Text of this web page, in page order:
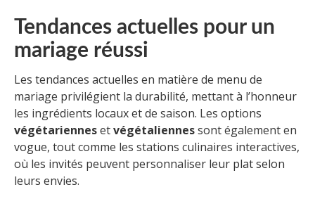
Tendances actuelles pour un
mariage réussi
Les tendances actuelles en matière de menu de
mariage privilégient la durabilité, mettant à l’honneur
les ingrédients locaux et de saison. Les options
végétariennesetvégétaliennessont également en
vogue, tout comme les stations culinaires interactives,
où les invités peuvent personnaliser leur plat selon
leurs envies.